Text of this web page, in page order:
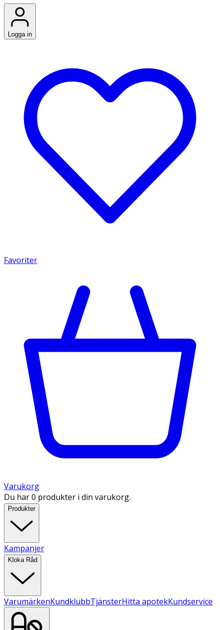
Logga in
Favoriter
Varukorg
Du har 0 produkter i din varukorg.
Produkter
Kampanjer
Kloka Råd
VarumärkenKundklubbTjänsterHitta apotekKundservice